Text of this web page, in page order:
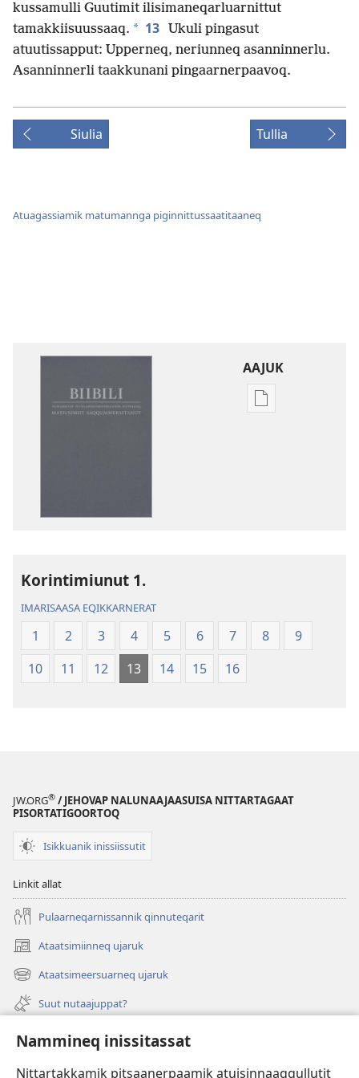
Nammineq inissitassat
Nittartakkamik pitsaanerpaamik atuisinnaaqqullutit
kussamulli Guutimit ilisimaneqarluarnittut
tamakkiisuussaaq. * 13
Ukuli pingasut
atuutissapput: Upperneq, neriunneq asanninnerlu.
Asanninnerli taakkunani pingaar­nerpaavoq.
Siulia Tullia
Atuagassiamik matumannga piginnittussaatitaaneq
AAJUK
Atuagassanik
Korintimiunut 1.
IMARISAASA EQIKKARNERAT
1 2 3 4 5 6 7 8
9
10
11 12 13 14 15 16
JW.ORG® / JEHOVAP NALUNAAJAASUISA NITTARTAGAAT
PISORTATIGOORTOQ
Isikkuanik inissiissutit
Linkit allat
Pulaarneqarnissannik qinnuteqarit
Ataatsimiinneq ujaruk
(opens
new
window)
Ataatsimeersuarneq ujaruk
(opens
new
window)
Suut nutaajuppat?
Isiginnaagassiat